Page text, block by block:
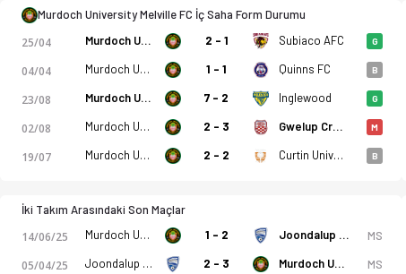
Murdoch University Melville FC İç Saha Form Durumu
25/04 Murdoch University Melville FC 2 - 1 Subiaco AFC G
04/04 Murdoch University Melville FC 1 - 1 Quinns FC B
23/08 Murdoch University Melville FC 7 - 2 Inglewood G
02/08 Murdoch University Melville FC 2 - 3 Gwelup Croatia SC M
19/07 Murdoch University Melville FC 2 - 2 Curtin University Sc B
İki Takım Arasındaki Son Maçlar
14/06/25 Murdoch University Melville FC 1 - 2 Joondalup City MS
05/04/25 Joondalup City 2 - 3 Murdoch University Melville FC MS